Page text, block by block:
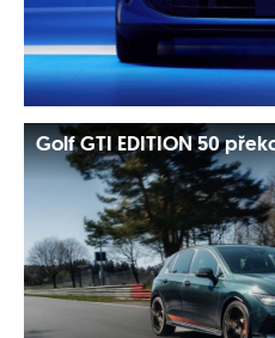
Golf GTI EDITION 50